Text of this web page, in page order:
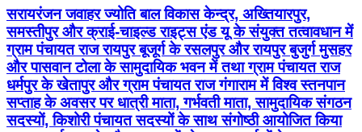
सप्ताह के अवसर पर धात्री माता, गर्भवती माता, सामुदायिक संगठन
सदस्यों, किशोरी पंचायत सदस्यों के साथ संगोष्ठी आयोजित किया
गया। कार्यक्रम के दौरान माताओं, देखभाल कर्ताओं के साथ
प्रतिज्ञा पत्र पर हस्ताक्षर करवाया गया। मां का गाढ़ा पीला दूध के
महत्व, संतुलित आहार, मिनिरल्स, हरा साग सब्जी, मोटा अनाज,
फल, मौसमी फल स्वास्थ्य, साफ सफाई के साथ-साथ छह माह तक
सिर्फ मां का स्तनपान कराने वाली बच्चों का रोग प्रतिरोधक क्षमता